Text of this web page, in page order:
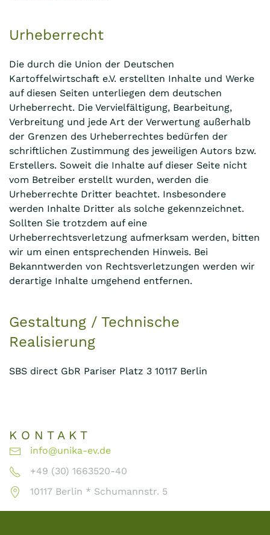
Urheberrecht
Die durch die Union der Deutschen
Kartoffelwirtschaft e.V. erstellten Inhalte und Werke
auf diesen Seiten unterliegen dem deutschen
Urheberrecht. Die Vervielfältigung, Bearbeitung,
Verbreitung und jede Art der Verwertung außerhalb
der Grenzen des Urheberrechtes bedürfen der
schriftlichen Zustimmung des jeweiligen Autors bzw.
Erstellers. Soweit die Inhalte auf dieser Seite nicht
vom Betreiber erstellt wurden, werden die
Urheberrechte Dritter beachtet. Insbesondere
werden Inhalte Dritter als solche gekennzeichnet.
Sollten Sie trotzdem auf eine
Urheberrechtsverletzung aufmerksam werden, bitten
wir um einen entsprechenden Hinweis. Bei
Bekanntwerden von Rechtsverletzungen werden wir
derartige Inhalte umgehend entfernen.
Gestaltung / Technische
Realisierung
SBS direct GbR Pariser Platz 3 10117 Berlin
K O N T A K T
info@unika-ev.de
+49 (30) 1663520-40
10117 Berlin * Schumannstr. 5